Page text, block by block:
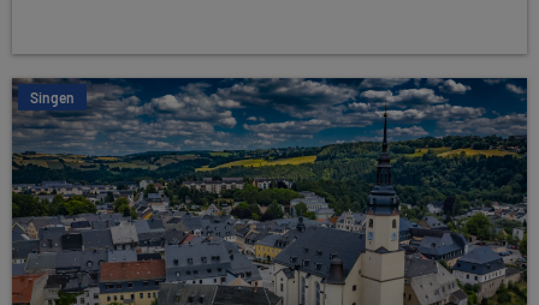
Singen